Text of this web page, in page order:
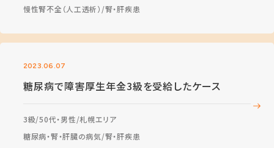
慢性腎不全（人工透析） 腎・肝疾患
2023.06.07
糖尿病で障害厚生年金3級を受給したケース
3級 50代・男性 札幌エリア
糖尿病・腎・肝臓の病気 腎・肝疾患